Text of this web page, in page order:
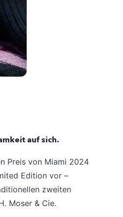
auf sich.
Preis von Miami 2024
Edition vor –
zweiten
Moser & Cie.